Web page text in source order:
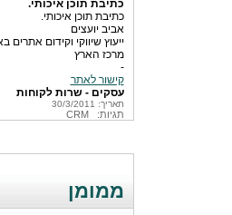
כתיבת תוכן איכותי.
כתיבת תוכן איכותי.
אביב יועצים
ייעוץ שיווקי וקידום אתרים
מרכז הארץ
-
קישור לאתר
עסקים - שרות לקוחות
תאריך: 30/3/2011
תגיות:CRM
ממומן